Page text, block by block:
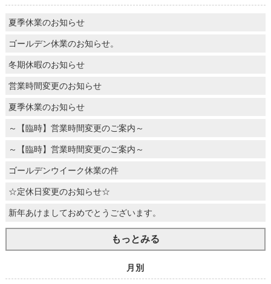
夏季休業のお知らせ
ゴールデン休業のお知らせ。
冬期休暇のお知らせ
営業時間変更のお知らせ
夏季休業のお知らせ
～【臨時】営業時間変更のご案内～
～【臨時】営業時間変更のご案内～
ゴールデンウイーク休業の件
☆定休日変更のお知らせ☆
新年あけましておめでとうございます。
もっとみる
月別